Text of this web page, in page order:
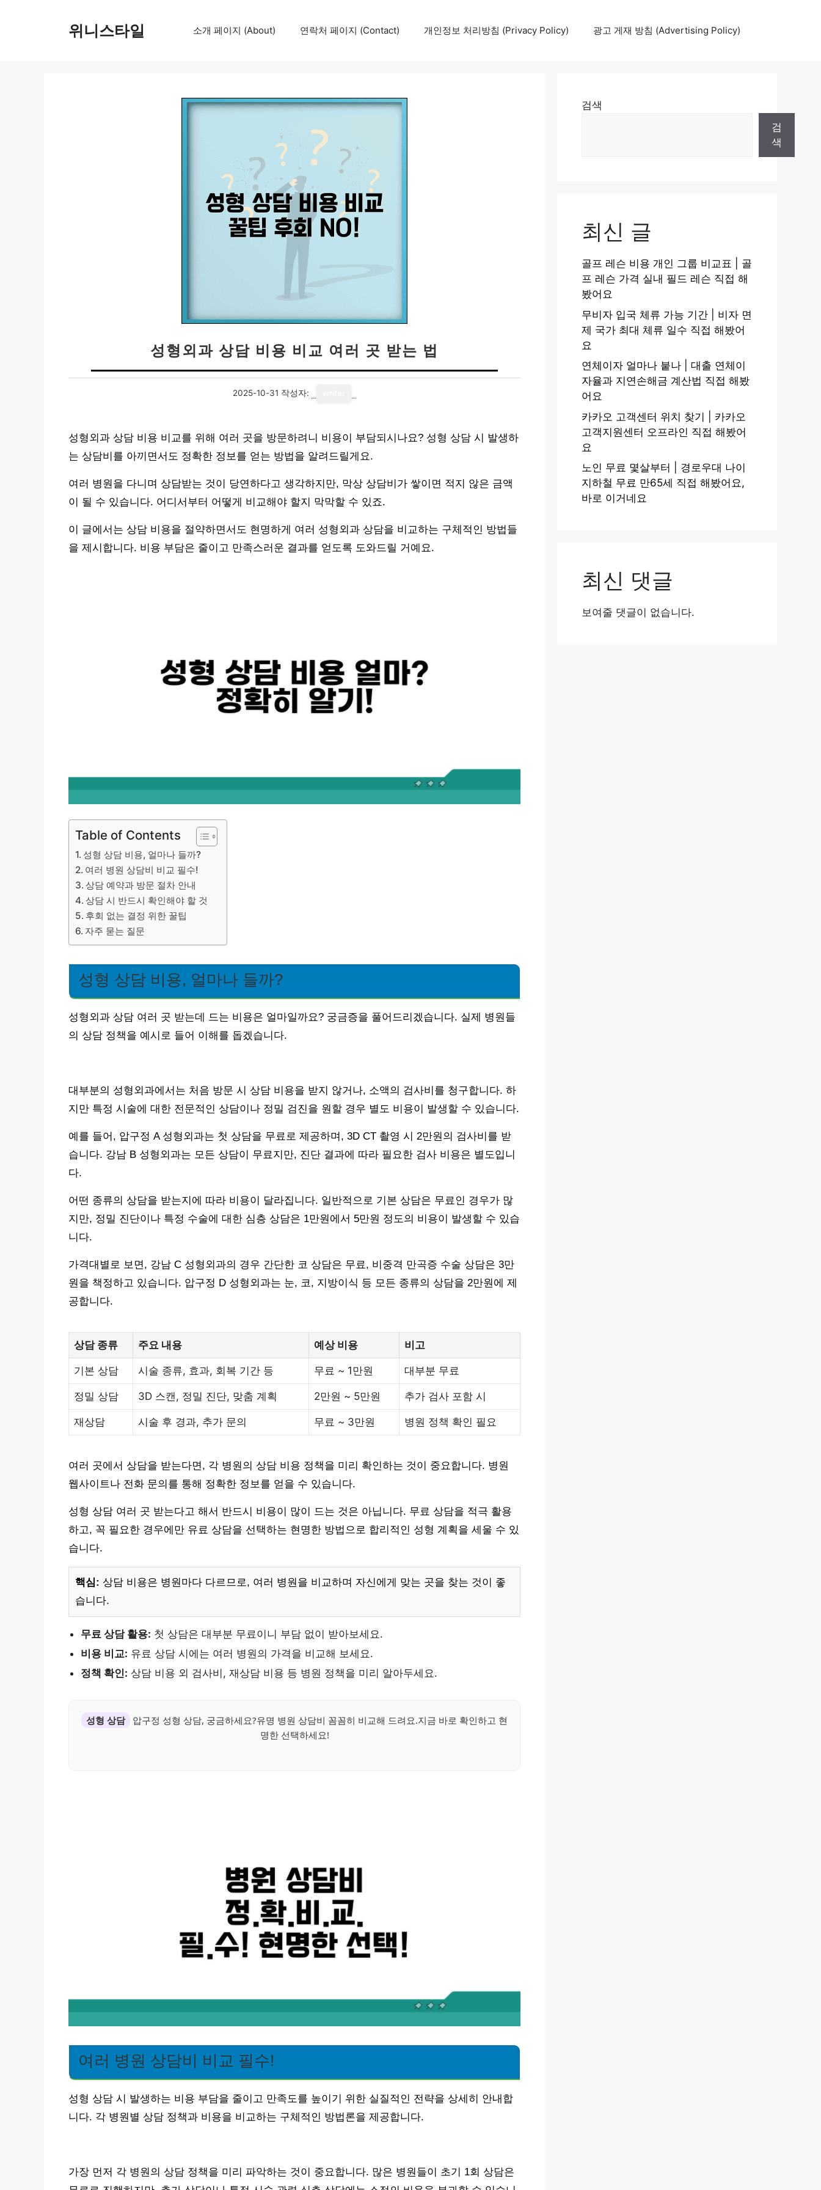
위니스타일 소개 페이지 (About) 연락처 페이지 (Contact) 개인정보 처리방침 (Privacy Policy) 광고 게재 방침 (Advertising Policy)
성형외과 상담 비용 비교 여러 곳 받는 법
2025-10-31 작성자:
성형외과 상담 비용 비교를 위해 여러 곳을 방문하려니 비용이 부담되시나요? 성형 상담 시 발생하
는 상담비를 아끼면서도 정확한 정보를 얻는 방법을 알려드릴게요.
여러 병원을 다니며 상담받는 것이 당연하다고 생각하지만, 막상 상담비가 쌓이면 적지 않은 금액
이 될 수 있습니다. 어디서부터 어떻게 비교해야 할지 막막할 수 있죠.
이 글에서는 상담 비용을 절약하면서도 현명하게 여러 성형외과 상담을 비교하는 구체적인 방법들
을 제시합니다. 비용 부담은 줄이고 만족스러운 결과를 얻도록 도와드릴 거예요.
Table of Contents
성형 상담 비용, 얼마나 들까?
여러 병원 상담비 비교 필수!
상담 예약과 방문 절차 안내
상담 시 반드시 확인해야 할 것
후회 없는 결정 위한 꿀팁
자주 묻는 질문
성형 상담 비용, 얼마나 들까?
성형외과 상담 여러 곳 받는데 드는 비용은 얼마일까요? 궁금증을 풀어드리겠습니다. 실제 병원들
의 상담 정책을 예시로 들어 이해를 돕겠습니다.
대부분의 성형외과에서는 처음 방문 시 상담 비용을 받지 않거나, 소액의 검사비를 청구합니다. 하
지만 특정 시술에 대한 전문적인 상담이나 정밀 검진을 원할 경우 별도 비용이 발생할 수 있습니다.
예를 들어, 압구정 A 성형외과는 첫 상담을 무료로 제공하며, 3D CT 촬영 시 2만원의 검사비를 받
습니다. 강남 B 성형외과는 모든 상담이 무료지만, 진단 결과에 따라 필요한 검사 비용은 별도입니
다.
어떤 종류의 상담을 받는지에 따라 비용이 달라집니다. 일반적으로 기본 상담은 무료인 경우가 많
지만, 정밀 진단이나 특정 수술에 대한 심층 상담은 1만원에서 5만원 정도의 비용이 발생할 수 있습
니다.
가격대별로 보면, 강남 C 성형외과의 경우 간단한 코 상담은 무료, 비중격 만곡증 수술 상담은 3만
원을 책정하고 있습니다. 압구정 D 성형외과는 눈, 코, 지방이식 등 모든 종류의 상담을 2만원에 제
공합니다.
상담 종류 주요 내용 예상 비용 비고
기본 상담 시술 종류, 효과, 회복 기간 등 무료 ~ 1만원 대부분 무료
정밀 상담 3D 스캔, 정밀 진단, 맞춤 계획 2만원 ~ 5만원 추가 검사 포함 시
재상담 시술 후 경과, 추가 문의 무료 ~ 3만원 병원 정책 확인 필요
여러 곳에서 상담을 받는다면, 각 병원의 상담 비용 정책을 미리 확인하는 것이 중요합니다. 병원
웹사이트나 전화 문의를 통해 정확한 정보를 얻을 수 있습니다.
성형 상담 여러 곳 받는다고 해서 반드시 비용이 많이 드는 것은 아닙니다. 무료 상담을 적극 활용
하고, 꼭 필요한 경우에만 유료 상담을 선택하는 현명한 방법으로 합리적인 성형 계획을 세울 수 있
습니다.
핵심: 상담 비용은 병원마다 다르므로, 여러 병원을 비교하며 자신에게 맞는 곳을 찾는 것이 좋
습니다.
무료 상담 활용: 첫 상담은 대부분 무료이니 부담 없이 받아보세요.
비용 비교: 유료 상담 시에는 여러 병원의 가격을 비교해 보세요.
정책 확인: 상담 비용 외 검사비, 재상담 비용 등 병원 정책을 미리 알아두세요.
성형 상담
압구정 성형 상담, 궁금하세요?유명 병원 상담비 꼼꼼히 비교해 드려요.지금 바로 확인하고 현
명한 선택하세요!
여러 병원 상담비 비교 필수!
성형 상담 시 발생하는 비용 부담을 줄이고 만족도를 높이기 위한 실질적인 전략을 상세히 안내합
니다. 각 병원별 상담 정책과 비용을 비교하는 구체적인 방법론을 제공합니다.
가장 먼저 각 병원의 상담 정책을 미리 파악하는 것이 중요합니다. 많은 병원들이 초기 1회 상담은
검색
검
색
최신 글
골프 레슨 비용 개인 그룹 비교표 | 골
프 레슨 가격 실내 필드 레슨 직접 해
봤어요
무비자 입국 체류 가능 기간 | 비자 면
제 국가 최대 체류 일수 직접 해봤어
요
연체이자 얼마나 붙나 | 대출 연체이
자율과 지연손해금 계산법 직접 해봤
어요
카카오 고객센터 위치 찾기 | 카카오
고객지원센터 오프라인 직접 해봤어
요
노인 무료 몇살부터 | 경로우대 나이
지하철 무료 만65세 직접 해봤어요,
바로 이거네요
최신 댓글
보여줄 댓글이 없습니다.